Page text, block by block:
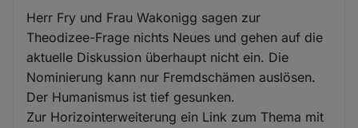
Herr Fry und Frau Wakonigg sagen zur
Theodizee-Frage nichts Neues und gehen auf die
aktuelle Diskussion überhaupt nicht ein. Die
Nominierung kann nur Fremdschämen auslösen.
Der Humanismus ist tief gesunken.
Zur Horizointerweiterung ein Link zum Thema mit